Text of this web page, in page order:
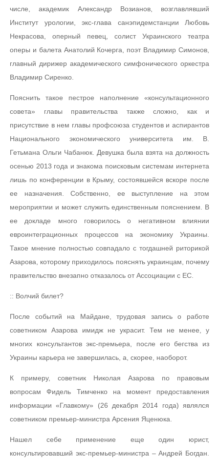
числе, академик Александр Возианов, возглавлявший
Институт урологии, экс-глава санэпидемстанции Любовь
Некрасова, оперный певец, солист Украинского театра
оперы и балета Анатолий Кочерга, поэт Владимир Симонов,
главный дирижер академического симфонического оркестра
Владимир Сиренко.
Пояснить такое пестрое наполнение «консультационного
совета» главы правительства также сложно, как и
присутствие в нем главы профсоюза студентов и аспирантов
Национального экономического университета им. В.
Гетьмана Ольги Чабанюк. Девушка была взята на должность
осенью 2013 года и знакома поисковым системам интернета
лишь по конференции в Крыму, состоявшейся вскоре после
ее назначения. Собственно, ее выступление на этом
мероприятии и может служить единственным пояснением. В
ее докладе много говорилось о негативном влиянии
евроинтеграционных процессов на экономику Украины.
Такое мнение полностью совпадало с тогдашней риторикой
Азарова, которому приходилось пояснять украинцам, почему
правительство внезапно отказалось от Ассоциации с ЕС.
:: Волчий билет?
После событий на Майдане, трудовая запись о работе
советником Азарова имидж не украсит. Тем не менее, у
многих консультантов экс-премьера, после его бегства из
Украины карьера не завершилась, а, скорее, наоборот.
К примеру, советник Николая Азарова по правовым
вопросам Фидель Тимченко на момент предоставления
информации «Главкому» (26 декабря 2014 года) являлся
советником премьер-министра Арсения Яценюка.
Нашел себе применение еще один юрист,
консультировавший экс-премьер-министра – Андрей Богдан.